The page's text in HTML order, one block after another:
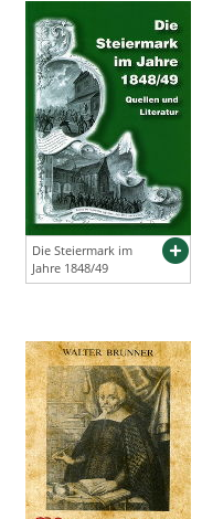
Die Steiermark im
Jahre 1848/49